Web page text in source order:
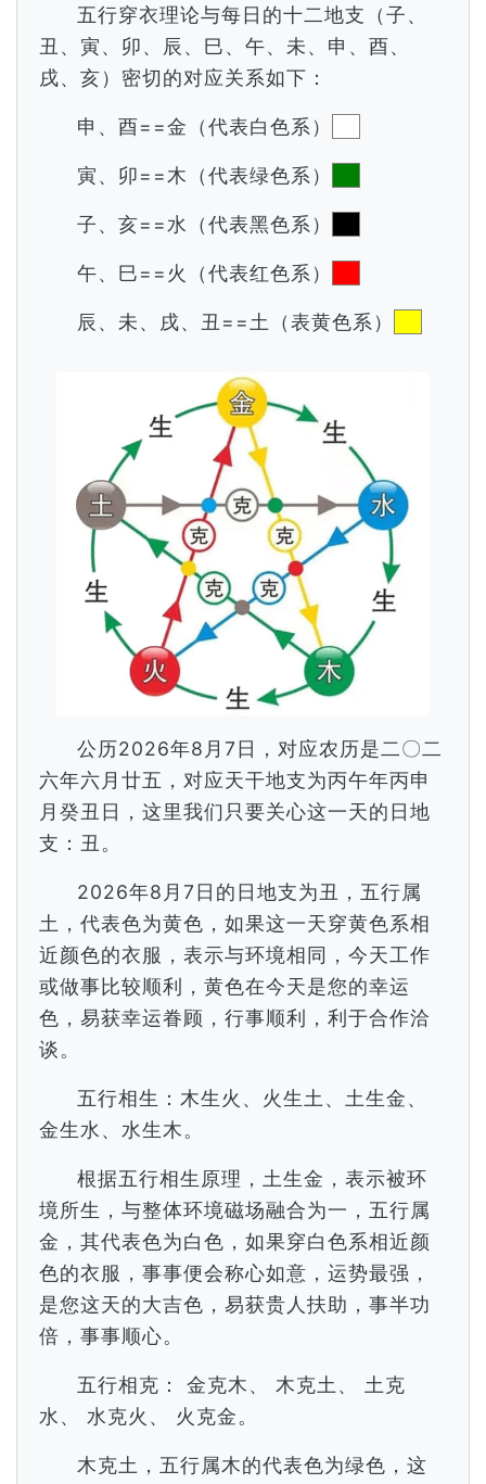
五行穿衣理论与每日的十二地支（子、
丑、寅、卯、辰、巳、午、未、申、酉、
戌、亥）密切的对应关系如下：
申、酉==金（代表白色系）
寅、卯==木（代表绿色系）
子、亥==水（代表黑色系）
午、巳==火（代表红色系）
辰、未、戌、丑==土（表黄色系）
公历2026年8月7日，对应农历是二〇二
六年六月廿五，对应天干地支为丙午年丙申
月癸丑日，这里我们只要关心这一天的日地
支：丑。
2026年8月7日的日地支为丑，五行属
土，代表色为黄色，如果这一天穿黄色系相
近颜色的衣服，表示与环境相同，今天工作
或做事比较顺利，黄色在今天是您的幸运
色，易获幸运眷顾，行事顺利，利于合作洽
谈。
五行相生：木生火、火生土、土生金、
金生水、水生木。
根据五行相生原理，土生金，表示被环
境所生，与整体环境磁场融合为一，五行属
金，其代表色为白色，如果穿白色系相近颜
色的衣服，事事便会称心如意，运势最强，
是您这天的大吉色，易获贵人扶助，事半功
倍，事事顺心。
五行相克： 金克木、 木克土、 土克
水、 水克火、 火克金。
木克土，五行属木的代表色为绿色，这